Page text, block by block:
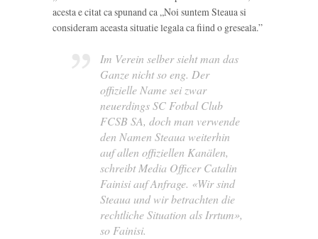
acesta e citat ca spunand ca „Noi suntem Steaua si
consideram aceasta situatie legala ca fiind o greseala.”
Im Verein selber sieht man das
Ganze nicht so eng. Der
offizielle Name sei zwar
neuerdings SC Fotbal Club
FCSB SA, doch man verwende
den Namen Steaua weiterhin
auf allen offiziellen Kanälen,
schreibt Media Officer Catalin
Fainisi auf Anfrage. «Wir sind
Steaua und wir betrachten die
rechtliche Situation als Irrtum»,
so Fainisi.